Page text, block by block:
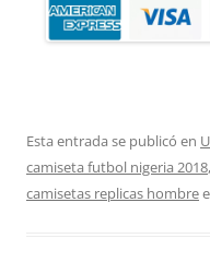
Esta entrada se publicó en
camiseta futbol nigeria 2018,
camisetas replicas hombre